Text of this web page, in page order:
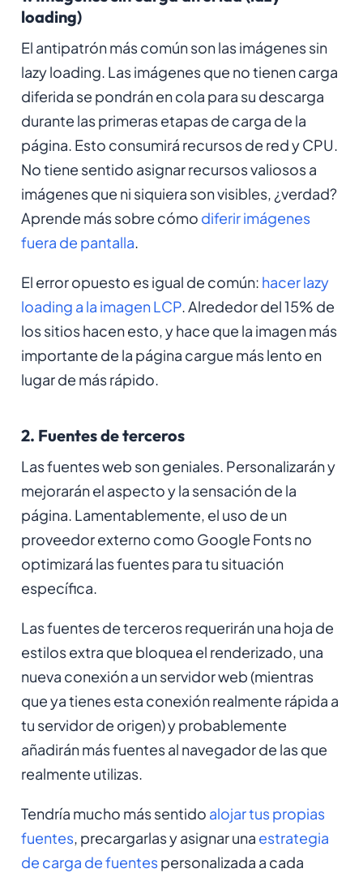
loading)
El antipatrón más común son las imágenes sin
lazy loading. Las imágenes que no tienen carga
diferida se pondrán en cola para su descarga
durante las primeras etapas de carga de la
página. Esto consumirá recursos de red y CPU.
No tiene sentido asignar recursos valiosos a
imágenes que ni siquiera son visibles, ¿verdad?
Aprende más sobre cómo diferir imágenes
fuera de pantalla.
El error opuesto es igual de común: hacer lazy
loading a la imagen LCP. Alrededor del 15% de
los sitios hacen esto, y hace que la imagen más
importante de la página cargue más lento en
lugar de más rápido.
2. Fuentes de terceros
Las fuentes web son geniales. Personalizarán y
mejorarán el aspecto y la sensación de la
página. Lamentablemente, el uso de un
proveedor externo como Google Fonts no
optimizará las fuentes para tu situación
específica.
Las fuentes de terceros requerirán una hoja de
estilos extra que bloquea el renderizado, una
nueva conexión a un servidor web (mientras
que ya tienes esta conexión realmente rápida a
tu servidor de origen) y probablemente
añadirán más fuentes al navegador de las que
realmente utilizas.
Tendría mucho más sentido alojar tus propias
fuentes, precargarlas y asignar una estrategia
de carga de fuentespersonalizada a cada